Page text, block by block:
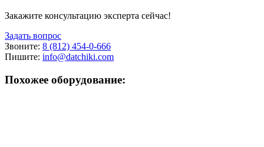
Закажите консультацию эксперта сейчас!
Задать вопрос
Звоните: 8 (812) 454-0-666
Пишите: info@datchiki.com
Похожее оборудование: